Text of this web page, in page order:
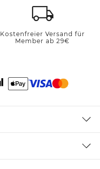
Kostenfreier Versand für
Member ab 29€